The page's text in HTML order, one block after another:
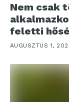
Nem csak
feletti
AUGUSZTUS 1,